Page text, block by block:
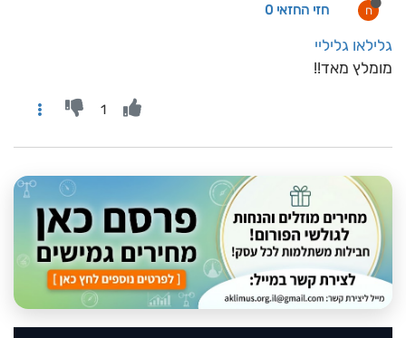
ח חזי החזאי 0
גלילאו גליליי
מומלץ מאד!!
1